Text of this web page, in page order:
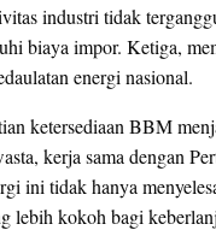
industri tidak
biaya impor. Ketiga,
energi nasional.
ketersediaan BBM
kerja sama dengan
ini tidak hanya
lebih kokoh bagi